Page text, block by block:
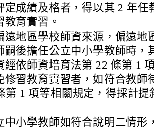
定成績及格者，得以其 2 年任
教育實習。
遠地區學校師資來源，偏遠地
嗣後擔任公立中小學教師時，
經依師資培育法第 22 條第 1
修習教育實習者，如符合教師
第 1 項等相關規定，得採計提
中小學教師如符合說明二情形